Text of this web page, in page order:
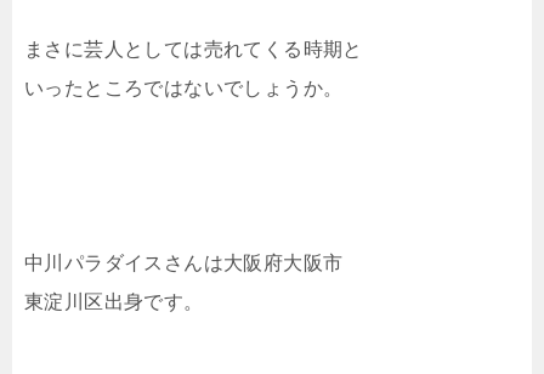
まさに芸人としては売れてくる時期と
いったところではないでしょうか。
中川パラダイスさんは大阪府大阪市
東淀川区出身です。